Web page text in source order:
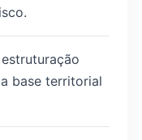
base territorial